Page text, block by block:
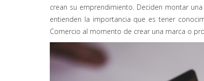
crean su emprendimiento. Deciden montar
entienden la importancia que es tener
Comercio al momento de crear una marca o